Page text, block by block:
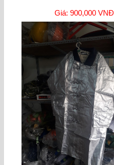
Giá: 900,000 VNĐ